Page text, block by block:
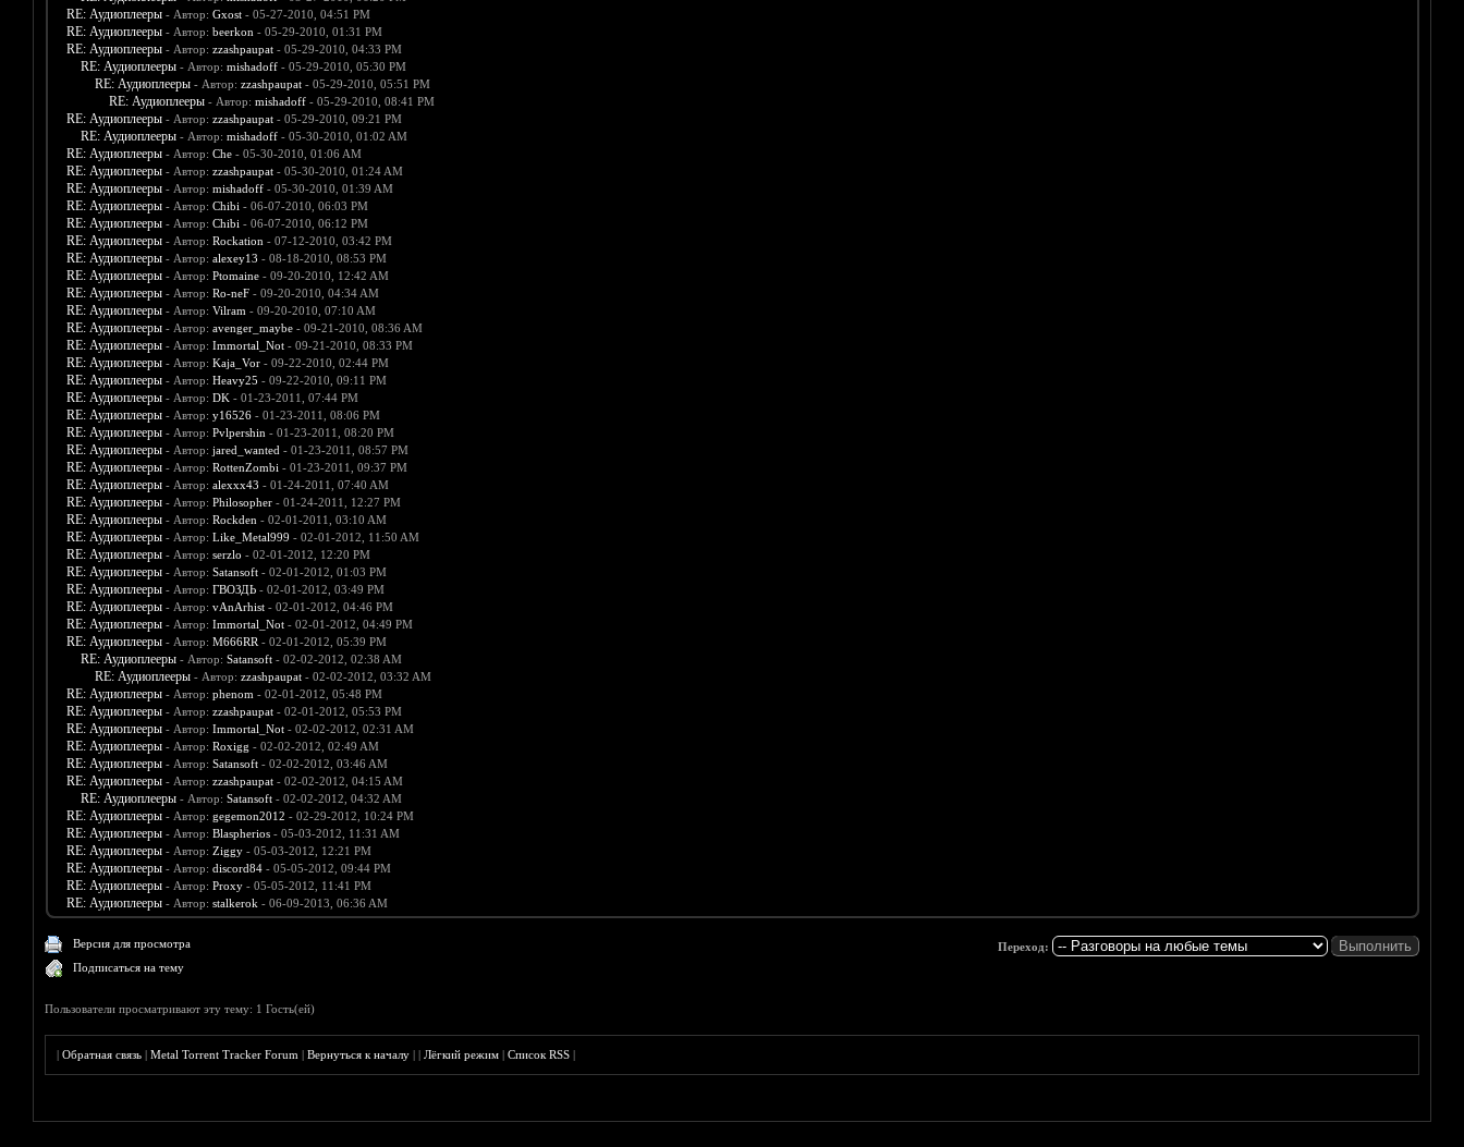
RE: Аудиоплееры - Автор: Gxost- 05-27-2010, 04:51 PM
RE: Аудиоплееры - Автор: beerkon - 05-29-2010, 01:31 PM
RE: Аудиоплееры - Автор: zzashpaupat- 05-29-2010, 04:33 PM
RE: Аудиоплееры - Автор: mishadoff- 05-29-2010, 05:30 PM
RE: Аудиоплееры - Автор: zzashpaupat- 05-29-2010, 05:51 PM
RE: Аудиоплееры - Автор: mishadoff- 05-29-2010, 08:41 PM
RE: Аудиоплееры - Автор: zzashpaupat- 05-29-2010, 09:21 PM
RE: Аудиоплееры - Автор: mishadoff- 05-30-2010, 01:02 AM
RE: Аудиоплееры - Автор: Che- 05-30-2010, 01:06 AM
RE: Аудиоплееры - Автор: zzashpaupat- 05-30-2010, 01:24 AM
RE: Аудиоплееры - Автор: mishadoff- 05-30-2010, 01:39 AM
RE: Аудиоплееры - Автор: Chibi - 06-07-2010, 06:03 PM
RE: Аудиоплееры - Автор: Chibi - 06-07-2010, 06:12 PM
RE: Аудиоплееры - Автор: Rockation - 07-12-2010, 03:42 PM
RE: Аудиоплееры - Автор: alexey13 - 08-18-2010, 08:53 PM
RE: Аудиоплееры - Автор: Ptomaine- 09-20-2010, 12:42 AM
RE: Аудиоплееры - Автор: Ro-neF- 09-20-2010, 04:34 AM
RE: Аудиоплееры - Автор: Vilram - 09-20-2010, 07:10 AM
RE: Аудиоплееры - Автор: avenger_maybe- 09-21-2010, 08:36 AM
RE: Аудиоплееры - Автор: Immortal_Not- 09-21-2010, 08:33 PM
RE: Аудиоплееры - Автор: Kaja_Vor- 09-22-2010, 02:44 PM
RE: Аудиоплееры - Автор: Heavy25 - 09-22-2010, 09:11 PM
RE: Аудиоплееры - Автор: DK- 01-23-2011, 07:44 PM
RE: Аудиоплееры - Автор: y16526- 01-23-2011, 08:06 PM
RE: Аудиоплееры - Автор: Pvlpershin - 01-23-2011, 08:20 PM
RE: Аудиоплееры - Автор: jared_wanted - 01-23-2011, 08:57 PM
RE: Аудиоплееры - Автор: RottenZombi - 01-23-2011, 09:37 PM
RE: Аудиоплееры - Автор: alexxx43 - 01-24-2011, 07:40 AM
RE: Аудиоплееры - Автор: Philosopher- 01-24-2011, 12:27 PM
RE: Аудиоплееры - Автор: Rockden - 02-01-2011, 03:10 AM
RE: Аудиоплееры - Автор: Like_Metal999 - 02-01-2012, 11:50 AM
RE: Аудиоплееры - Автор: serzlo - 02-01-2012, 12:20 PM
RE: Аудиоплееры - Автор: Satansoft- 02-01-2012, 01:03 PM
RE: Аудиоплееры - Автор: ГВОЗДЬ- 02-01-2012, 03:49 PM
RE: Аудиоплееры - Автор: vAnArhist- 02-01-2012, 04:46 PM
RE: Аудиоплееры - Автор: Immortal_Not- 02-01-2012, 04:49 PM
RE: Аудиоплееры - Автор: M666RR - 02-01-2012, 05:39 PM
RE: Аудиоплееры - Автор: Satansoft- 02-02-2012, 02:38 AM
RE: Аудиоплееры - Автор: zzashpaupat- 02-02-2012, 03:32 AM
RE: Аудиоплееры - Автор: phenom - 02-01-2012, 05:48 PM
RE: Аудиоплееры - Автор: zzashpaupat- 02-01-2012, 05:53 PM
RE: Аудиоплееры - Автор: Immortal_Not- 02-02-2012, 02:31 AM
RE: Аудиоплееры - Автор: Roxigg - 02-02-2012, 02:49 AM
RE: Аудиоплееры - Автор: Satansoft- 02-02-2012, 03:46 AM
RE: Аудиоплееры - Автор: zzashpaupat- 02-02-2012, 04:15 AM
RE: Аудиоплееры - Автор: Satansoft- 02-02-2012, 04:32 AM
RE: Аудиоплееры - Автор: gegemon2012 - 02-29-2012, 10:24 PM
RE: Аудиоплееры - Автор: Blaspherios- 05-03-2012, 11:31 AM
RE: Аудиоплееры - Автор: Ziggy- 05-03-2012, 12:21 PM
RE: Аудиоплееры - Автор: discord84- 05-05-2012, 09:44 PM
RE: Аудиоплееры - Автор: Proxy- 05-05-2012, 11:41 PM
RE: Аудиоплееры - Автор: stalkerok - 06-09-2013, 06:36 AM
Версия для просмотра
Подписаться на тему
Переход:
Пользователи просматривают эту тему: 1 Гость(ей)
|Обратная связь |Metal Torrent Tracker Forum |Вернуться к началу ||Лёгкий режим |Список RSS |